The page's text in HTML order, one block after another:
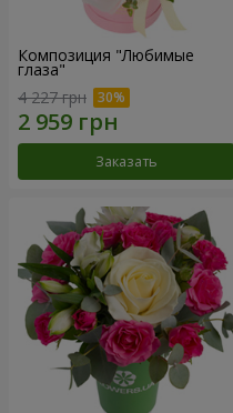
Композиция "Любимые
глаза"
4 227 грн
Заказать